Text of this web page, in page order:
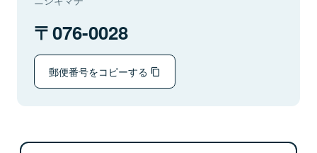
076-0028
郵便番号をコピーする